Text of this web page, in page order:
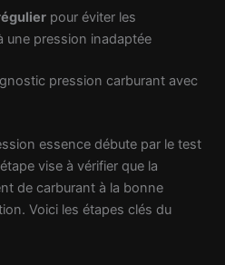
pour éviter les
une pression inadaptée
pression carburant avec
essence débute par le test
vise à vérifier que la
de carburant à la bonne
Voici les étapes clés du